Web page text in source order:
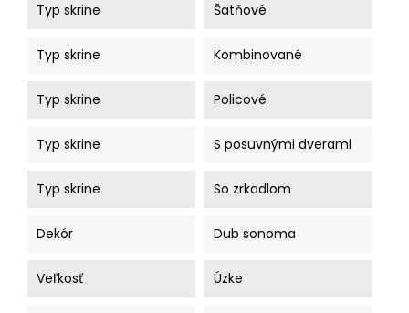
Typ skrine Šatňové
Typ skrine Kombinované
Typ skrine Policové
Typ skrine S posuvnými dverami
Typ skrine So zrkadlom
Dekór Dub sonoma
Veľkosť Úzke